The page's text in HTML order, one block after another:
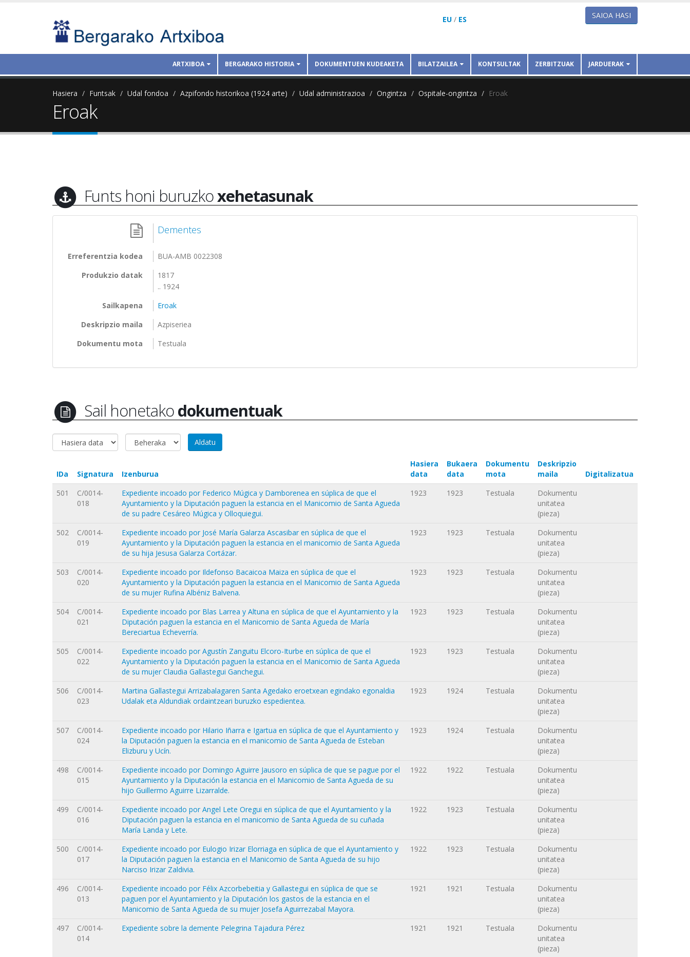
EU / ES SAIOA HASI
ARTXIBOA BERGARAKO HISTORIA DOKUMENTUEN KUDEAKETA BILATZAILEA KONTSULTAK ZERBITZUAK JARDUERAK
Hasiera Funtsak Udal fondoa Azpifondo historikoa (1924 arte) Udal administrazioa Ongintza Ospitale-ongintza Eroak
Eroak
Funts honi buruzkoxehetasunak
Dementes
Erreferentzia kodea
BUA-AMB 0022308
Produkzio datak
1817
.. 1924
Sailkapena
Eroak
Deskripzio maila
Azpiseriea
Dokumentu mota
Testuala
Sail honetakodokumentuak
IDa Signatura Izenburua
Hasiera
data
Bukaera
data
Dokumentu
mota
Deskripzio
maila
Digitalizatua
501
C/0014-
018
Expediente incoado por Federico Múgica y Damborenea en súplica de que el
Ayuntamiento y la Diputación paguen la estancia en el Manicomio de Santa Agueda
de su padre Cesáreo Múgica y Olloquiegui.
1923 1923 Testuala
Dokumentu
unitatea
(pieza)
502
C/0014-
019
Expediente incoado por José María Galarza Ascasibar en súplica de que el
Ayuntamiento y la Diputación paguen la estancia en el manicomio de Santa Agueda
de su hija Jesusa Galarza Cortázar.
1923 1923 Testuala
Dokumentu
unitatea
(pieza)
503
C/0014-
020
Expediente incoado por Ildefonso Bacaicoa Maiza en súplica de que el
Ayuntamiento y la Diputación paguen la estancia en el Manicomio de Santa Agueda
de su mujer Rufina Albéniz Balvena.
1923 1923 Testuala
Dokumentu
unitatea
(pieza)
504
C/0014-
021
Expediente incoado por Blas Larrea y Altuna en súplica de que el Ayuntamiento y la
Diputación paguen la estancia en el Manicomio de Santa Agueda de María
Bereciartua Echeverría.
1923 1923 Testuala
Dokumentu
unitatea
(pieza)
505
C/0014-
022
Expediente incoado por Agustín Zanguitu Elcoro-Iturbe en súplica de que el
Ayuntamiento y la Diputación paguen la estancia en el Manicomio de Santa Agueda
de su mujer Claudia Gallastegui Ganchegui.
1923 1923 Testuala
Dokumentu
unitatea
(pieza)
506
C/0014-
023
Martina Gallastegui Arrizabalagaren Santa Agedako eroetxean egindako egonaldia
Udalak eta Aldundiak ordaintzeari buruzko espedientea.
1923 1924 Testuala
Dokumentu
unitatea
(pieza)
507
C/0014-
024
Expediente incoado por Hilario Iñarra e Igartua en súplica de que el Ayuntamiento y
la Diputación paguen la estancia en el manicomio de Santa Agueda de Esteban
Elizburu y Ucín.
1923 1924 Testuala
Dokumentu
unitatea
(pieza)
498
C/0014-
015
Expediente incoado por Domingo Aguirre Jausoro en súplica de que se pague por el
Ayuntamiento y la Diputación la estancia en el Manicomio de Santa Agueda de su
hijo Guillermo Aguirre Lizarralde.
1922 1922 Testuala
Dokumentu
unitatea
(pieza)
499
C/0014-
016
Expediente incoado por Angel Lete Oregui en súplica de que el Ayuntamiento y la
Diputación paguen la estancia en el manicomio de Santa Agueda de su cuñada
María Landa y Lete.
1922 1923 Testuala
Dokumentu
unitatea
(pieza)
500
C/0014-
017
Expediente incoado por Eulogio Irizar Elorriaga en súplica de que el Ayuntamiento y
la Diputación paguen la estancia en el Manicomio de Santa Agueda de su hijo
Narciso Irizar Zaldivia.
1922 1923 Testuala
Dokumentu
unitatea
(pieza)
496
C/0014-
013
Expediente incoado por Félix Azcorbebeitia y Gallastegui en súplica de que se
paguen por el Ayuntamiento y la Diputación los gastos de la estancia en el
Manicomio de Santa Agueda de su mujer Josefa Aguirrezabal Mayora.
1921 1921 Testuala
Dokumentu
unitatea
(pieza)
497
C/0014-
014
Expediente sobre la demente Pelegrina Tajadura Pérez 1921 1921 Testuala
Dokumentu
unitatea
(pieza)